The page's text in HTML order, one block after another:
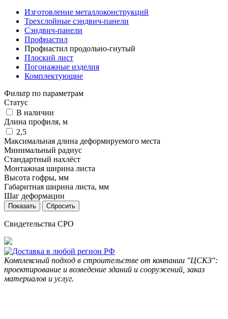
Изготовление металлоконструкций
Трехслойные сэндвич-панели
Сэндвич-панели
Профнастил
Профнастил продольно-гнутый
Плоский лист
Погонажные изделия
Комплектующие
Фильтр по параметрам
Статус
В наличии
Длина профиля, м
2,5
Максимальная длина деформируемого места
Минимальный радиус
Стандартный нахлёст
Монтажная ширина листа
Высота гофры, мм
Габаритная ширина листа, мм
Шаг деформации
Сбросить
Свидетельства СРО
Комплексный подход в строительстве от компании "ЦСКЗ":
проектирование и возведение зданий и сооружений, заказ
материалов и услуг.